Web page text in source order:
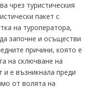
чрез туристическия
пакет с
на туроператора,
започне и осъществи
причини, която е
на сключване на
и е възникнала преди
от волята на